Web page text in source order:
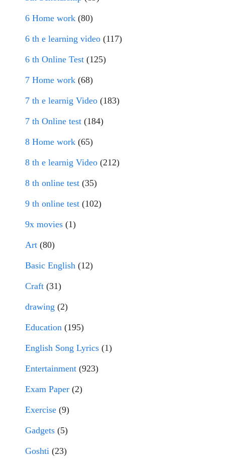
6 Home work (80)
6 th e learning video (117)
6 th Online Test (125)
7 Home work (68)
7 th e learnig Video (183)
7 th Online test (184)
8 Home work (65)
8 th e learnig Video (212)
8 th online test (35)
9 th online test (102)
9x movies (1)
Art (80)
Basic English (12)
Craft (31)
drawing (2)
Education (195)
English Song Lyrics (1)
Entertainment (923)
Exam Paper (2)
Exercise (9)
Gadgets (5)
Goshti (23)